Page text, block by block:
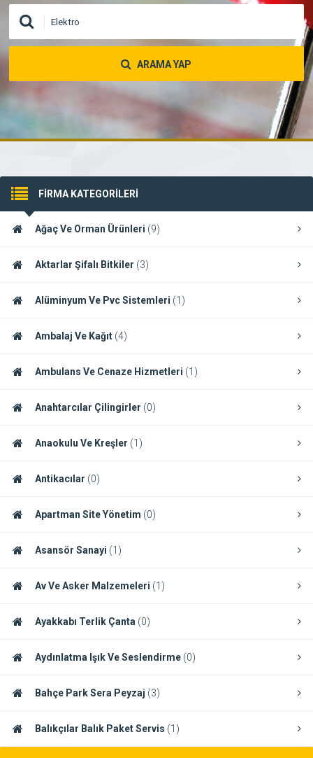
ARAMA YAP
FİRMA KATEGORİLERİ
Ağaç Ve Orman Ürünleri (9)
Aktarlar Şifalı Bitkiler (3)
Alüminyum Ve Pvc Sistemleri (1)
Ambalaj Ve Kağıt (4)
Ambulans Ve Cenaze Hizmetleri (1)
Anahtarcılar Çilingirler (0)
Anaokulu Ve Kreşler (1)
Antikacılar (0)
Apartman Site Yönetim (0)
Asansör Sanayi (1)
Av Ve Asker Malzemeleri (1)
Ayakkabı Terlik Çanta (0)
Aydınlatma Işık Ve Seslendirme (0)
Bahçe Park Sera Peyzaj (3)
Balıkçılar Balık Paket Servis (1)